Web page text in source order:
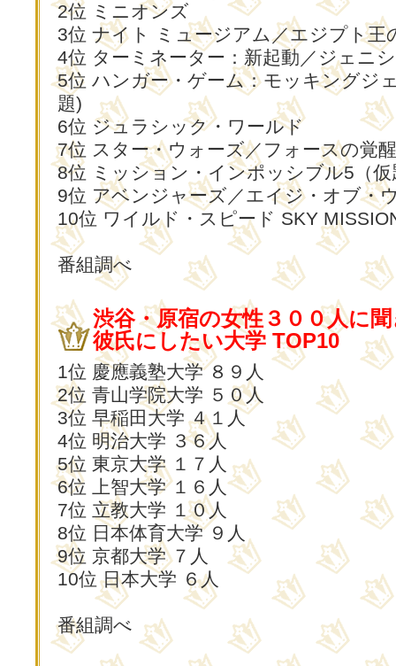
2位 ミニオンズ
3位 ナイト ミュージアム／エジプト王
4位 ターミネーター：新起動／ジェニ
5位 ハンガー・ゲーム：モッキングジ
題)
6位 ジュラシック・ワールド
7位 スター・ウォーズ／フォースの覚醒
8位 ミッション・インポッシブル5（仮
9位 アベンジャーズ／エイジ・オブ・
10位 ワイルド・スピード SKY
番組調べ
渋谷・原宿の女性３００人に
彼氏にしたい大学 TOP10
1位 慶應義塾大学 ８９人
2位 青山学院大学 ５０人
3位 早稲田大学 ４１人
4位 明治大学 ３６人
5位 東京大学 １７人
6位 上智大学 １６人
7位 立教大学 １０人
8位 日本体育大学 ９人
9位 京都大学 ７人
10位 日本大学 ６人
番組調べ